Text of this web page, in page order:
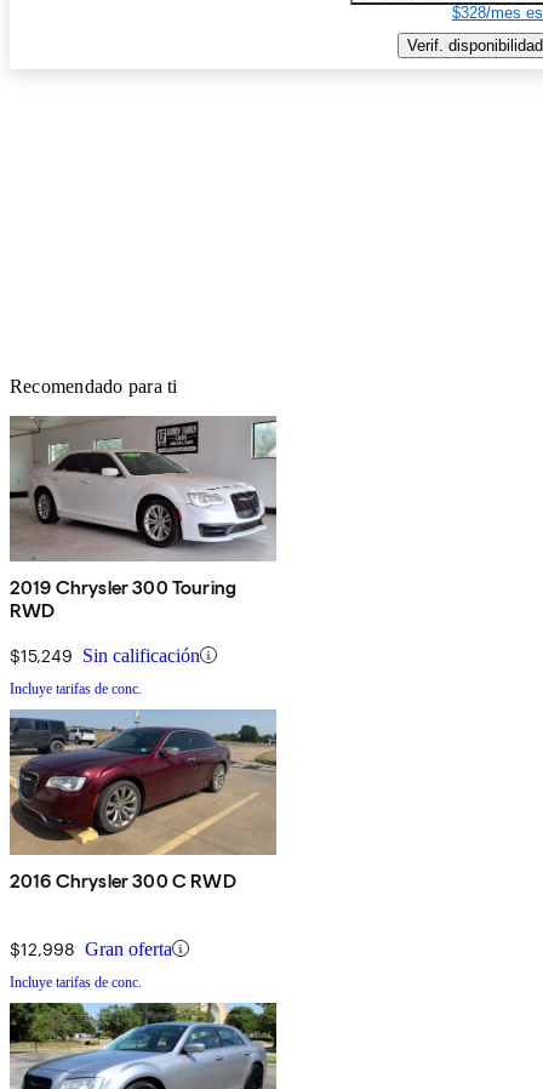
$328/mes
Verif. disponibilidad
Recomendado para ti
2019 Chrysler 300 Touring
RWD
$15,249 Sin calificación
Incluye tarifas de conc.
2016 Chrysler 300 C RWD
$12,998 Gran oferta
Incluye tarifas de conc.